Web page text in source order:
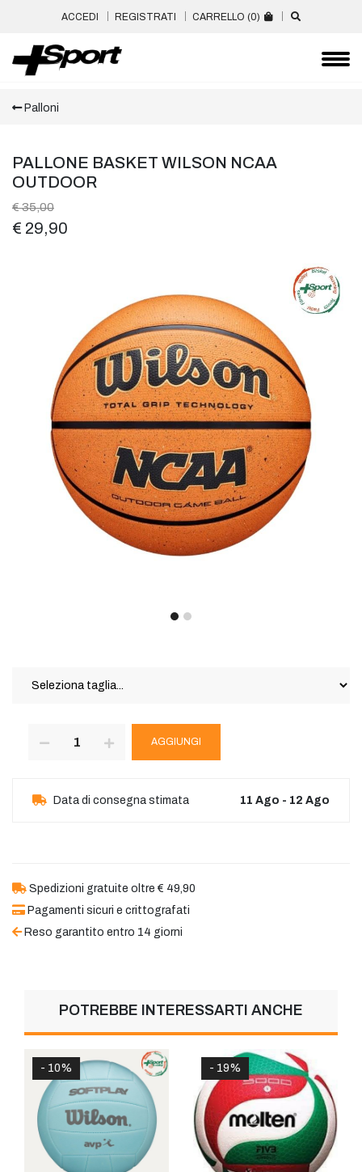
ACCEDI REGISTRATI CARRELLO (0)
Palloni
PALLONE BASKET WILSON NCAA
OUTDOOR
€ 35,00
€ 29,90
AGGIUNGI
Data di consegna stimata 11 Ago - 12 Ago
Spedizioni gratuite oltre € 49,90
Pagamenti sicuri e crittografati
Reso garantito entro 14 giorni
POTREBBE INTERESSARTI ANCHE
- 10% - 19%